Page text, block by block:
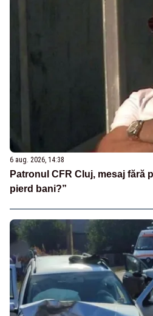
6 aug. 2026, 14:38
Patronul CFR Cluj, mesaj fără
pierd bani?”